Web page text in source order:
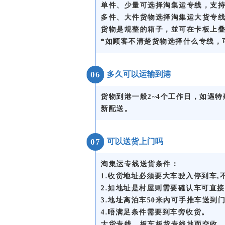
单件、少量可选择淘集运专线，支持
多件、大件货物选择淘集运大货专
货物是规整的箱子，並可在卡板上
*如顾客不清楚货物选择什么专线，
06 多久可以运输到港
货物到港一般2~4个工作日，如遇
新配送。
07 可以送货上门吗
淘集运专线送货条件：
1.收货地址必须要大车驶入停到车,
2.如地址是村屋则需要確认车可直接
3.地址离泊车50米內可手推车送到
4.唔满足条件需要到车旁收货。